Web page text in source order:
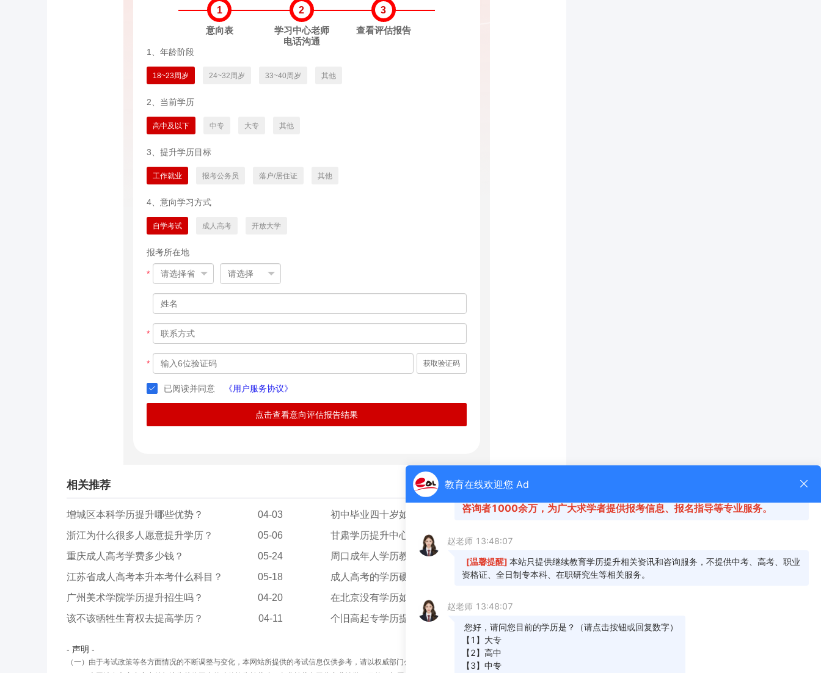
1
意向表
2
学习中心老师
电话沟通
3
查看评估报告
1、年龄阶段
18~23周岁 24~32周岁 33~40周岁 其他
2、当前学历
高中及以下 中专 大专 其他
3、提升学历目标
工作就业 报考公务员 落户/居住证 其他
4、意向学习方式
自学考试 成人高考 开放大学
报考所在地
*
*
* 获取验证码
已阅读并同意 《用户服务协议》
点击查看意向评估报告结果
更多 >
相关推荐
04-03
增城区本科学历提升哪些优势？ 04-21
初中毕业四十岁如何提升学历？
05-06
浙江为什么很多人愿意提升学历？
甘肃学历提升中心是真的吗？
05-24
重庆成人高考学费多少钱？ 04-19
周口成年人学历教育怎么提升？
05-18
江苏省成人高考本升本考什么科目？ 05-18
成人高考的学历硬不硬？
04-20
广州美术学院学历提升招生吗？
在北京没有学历如何提升学历？
04-11
该不该牺牲生育权去提高学历？ 个旧高起专学历提升怎么报名？
- 声明 -
（一）由于考试政策等各方面情况的不断调整与变化，本网站所提供的考试信息仅供参考，请以权威部门公布的正式信息为准。